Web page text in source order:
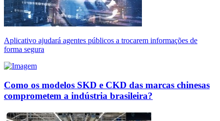
Aplicativo ajudará agentes públicos a trocarem informações de
forma segura
Como os modelos SKD e CKD das marcas chinesas
comprometem a indústria brasileira?